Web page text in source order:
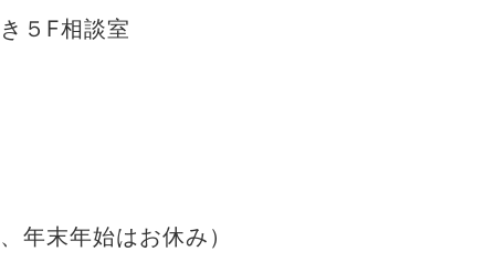
５F相談室
年末年始はお休み）